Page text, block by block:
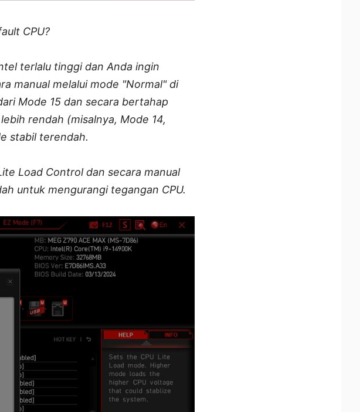
CPU?
terlalu tinggi dan Anda ingin
manual melalui mode "Normal" di
Mode 15 dan secara bertahap
rendah (misalnya, Mode 14,
stabil terendah.
Load Control dan secara manual
untuk mengurangi tegangan CPU.